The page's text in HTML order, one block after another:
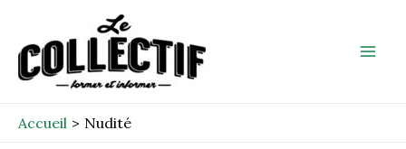
contenu
Accueil Nudité